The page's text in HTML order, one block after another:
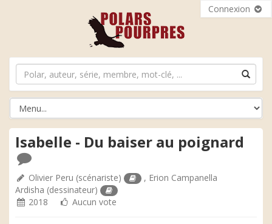
Connexion
Isabelle - Du baiser au poignard
Olivier Peru (scénariste) , Erion Campanella
Ardisha (dessinateur)
2018
Aucun vote